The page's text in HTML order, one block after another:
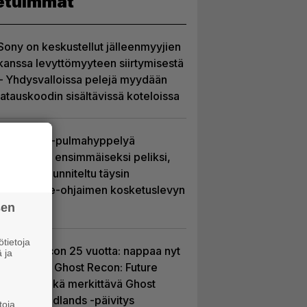
on keskustellut jälleenmyyjien
levyttömyyteen siirtymisestä
Yhdysvalloissa pelejä myydään
sisältävissä koteloissa
Uutta PS5-pulmahyppelyä
kuvaillaan ensimmäiseksi peliksi,
joka on suunniteltu täysin
DualSense-ohjaimen kosketuslevyn
ympärille
Ghost Recon 25 vuotta: nappaa nyt
ilmaiseksi Ghost Recon: Future
Soldier sekä merkittävä Ghost
Recon Wildlands -päivitys
ja